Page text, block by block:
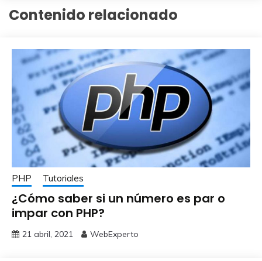
Contenido relacionado
PHP Tutoriales
¿Cómo saber si un número es par o
impar con PHP?
21 abril, 2021 WebExperto